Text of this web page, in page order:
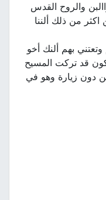
والروح القدس
من ذلك ألننا
بهم ألنك أخو
قد تركت المسيح
زيارة وهو في